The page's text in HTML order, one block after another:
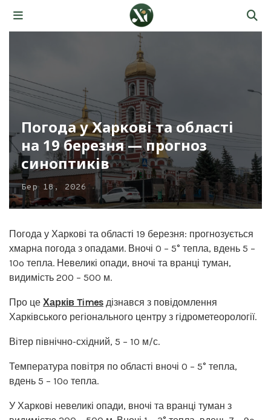
Погода у Харкові та області
на 19 березня — прогноз
синоптиків
Бер 18, 2026
Погода у Харкові та області 19 березня: прогнозується
хмарна погода з опадами. Вночі 0 – 5° тепла, вдень 5 –
10º тепла. Невеликі опади, вночі та вранці туман,
видимість 200 – 500 м.
Про це Харків Times дізнався з повідомлення
Харківського регіонального центру з гідрометеорології.
Вітер північно-східний, 5 – 10 м/с.
Температура повітря по області вночі 0 – 5° тепла,
вдень 5 – 10º тепла.
У Харкові невеликі опади, вночі та вранці туман з